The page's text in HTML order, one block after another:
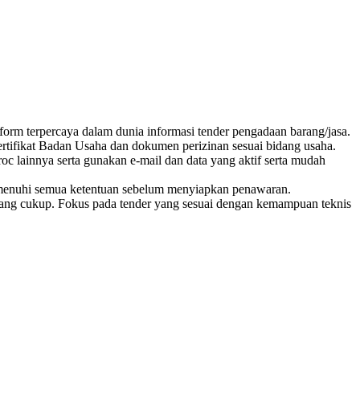
terpercaya dalam dunia informasi tender pengadaan barang/jasa.
Badan Usaha dan dokumen perizinan sesuai bidang usaha.
lainnya serta gunakan e-mail dan data yang aktif serta mudah
semua ketentuan sebelum menyiapkan penawaran.
cukup. Fokus pada tender yang sesuai dengan kemampuan teknis